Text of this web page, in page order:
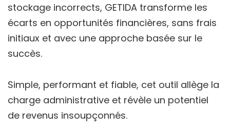
stockage incorrects, GETIDA transforme les
écarts en opportunités financières, sans frais
initiaux et avec une approche basée sur le
succès.
Simple, performant et fiable, cet outil allège la
charge administrative et révèle un potentiel
de revenus insoupçonnés.